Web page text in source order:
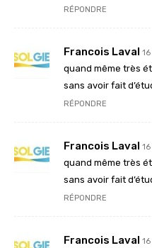
RÉPONDRE
Francois Laval
quand même très
sans avoir fait
RÉPONDRE
Francois Laval
quand même très
sans avoir fait
RÉPONDRE
Francois Laval